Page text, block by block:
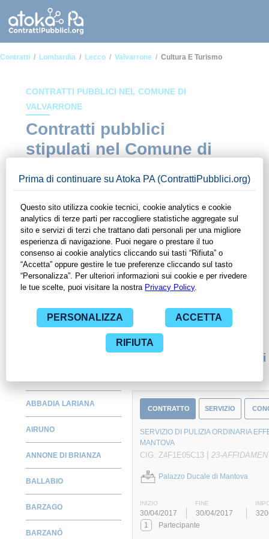
Contratti Lombardia Lecco Valvarrone Cultura E Turismo
CONTRATTI PUBBLICI NEL COMUNE DI
VALVARRONE
Contratti pubblici
stipulati nel Comune di
Cultura e turismo
In questa sezione del sito di ContrattiPubblici.org potrai avere
ad alcuni dei contratti presenti nella piattaforma stipulati
all'interno del Comune di Valvarrone in ambito Cultura e
turismo. Grazie alle funzionalità di ContrattiPubblici.org potrai
monitorare la scadenza dei contratti pubblici di tuo interesse e
programmare la tua attività commerciale con le Pubbliche
Amministrazioni con largo anticipo. Il servizio di
ContrattiPubblici.org offre agli utenti 7 giorni di prova gratuiti
per avere l'opportunità di conoscere e consultare tutti i dati
affidamenti diretti.
Monitora alcuni
ABBADIA LARIANA
AIRUNO
ANNONE DI BRIANZA
BALLABIO
BARZAGO
BARZANÒ
CONTRATTO SERVIZIO
SERVIZIO DI PULIZIA ORDINARIA
MANTOVA
CIG: Z4F1E05C13 | 23-
Palazzo Ducale di Mantova
INIZIO FINE
30/04/2017 30/04/2017
1
Partecipante